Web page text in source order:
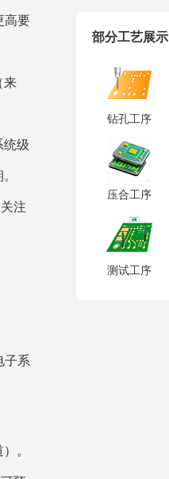
高要
来
统级
注
子系
。
部分工艺展示
钻孔工序
压合工序
测试工序